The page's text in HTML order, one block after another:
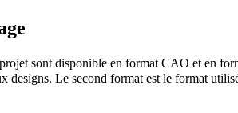
sont disponible en format CAO et en
designs. Le second format est le format